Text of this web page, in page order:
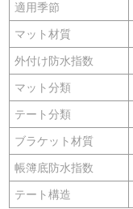
適用季節
マット材質
外付け防水指数
マット分類
テート分類
ブラケット材質
帳簿底防水指数
テート構造